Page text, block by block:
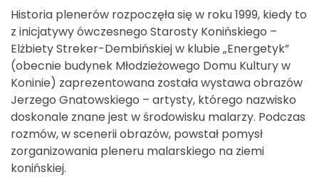
Historia plenerów rozpoczęła się w roku 1999, kiedy to
z inicjatywy ówczesnego Starosty Konińskiego –
Elżbiety Streker-Dembińskiej w klubie „Energetyk”
(obecnie budynek Młodzieżowego Domu Kultury w
Koninie) zaprezentowana została wystawa obrazów
Jerzego Gnatowskiego – artysty, którego nazwisko
doskonale znane jest w środowisku malarzy. Podczas
rozmów, w scenerii obrazów, powstał pomysł
zorganizowania pleneru malarskiego na ziemi
konińskiej.